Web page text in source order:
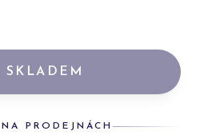
PRODEJNÁCH